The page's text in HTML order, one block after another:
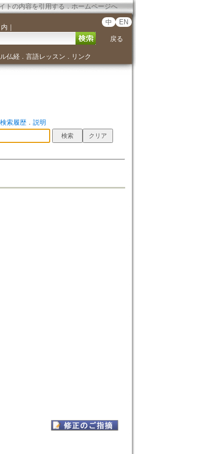
トの内容を引用する ． ホームページへ
｜
中 EN
戻る
仏経． 言語レッスン ． リンク
検索履歴． 説明